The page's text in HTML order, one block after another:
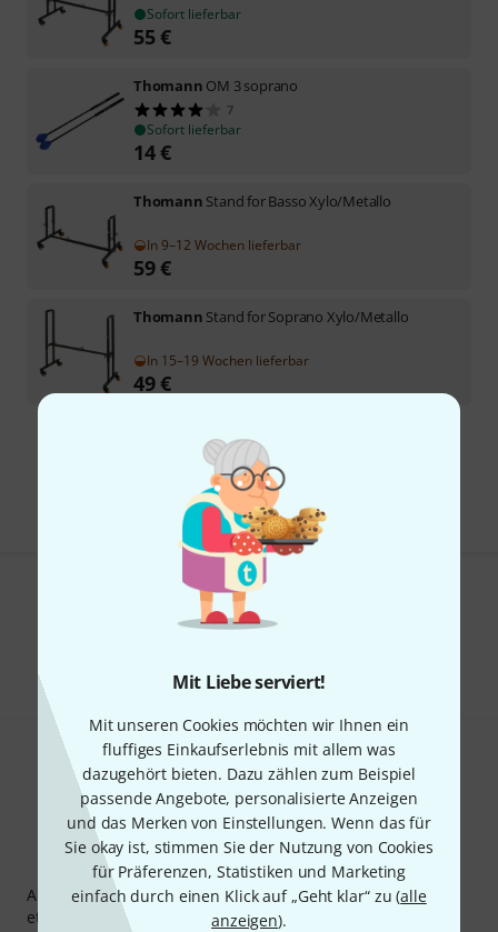
Mit Liebe serviert!
Mit unseren Cookies möchten wir Ihnen ein
fluffiges Einkaufserlebnis mit allem was
dazugehört bieten. Dazu zählen zum Beispiel
passende Angebote, personalisierte Anzeigen
und das Merken von Einstellungen. Wenn das für
Sie okay ist, stimmen Sie der Nutzung von Cookies
für Präferenzen, Statistiken und Marketing
einfach durch einen Klick auf „Geht klar“ zu (alle
anzeigen).
Sofort lieferbar
55€
Thomann OM 3 soprano
7
Sofort lieferbar
14€
Thomann Stand for Basso Xylo/Metallo
In 9–12 Wochen lieferbar
59€
Thomann Stand for Soprano Xylo/Metallo
In 15–19 Wochen lieferbar
49€
Kostenloser Versand ab 29 €
Alle Preise inkl. MwSt.
Gefällt Ihnen, was Sie sehen?
Thomann Newsletter
Abonniere den Thomann Newsletter und gewinne mit
etwas Glück einen von
50 Gutscheinen